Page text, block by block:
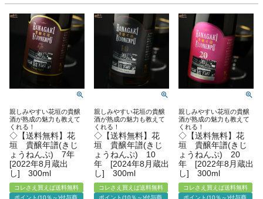
親しみやすい花垣の貴醸
酒が熟成の魅力も教えて
くれる！
◇【送料無料】花
垣 貴醸年譜(きじ
ょうねんぷ) 7年
[2022年8月蔵出
し] 300ml
コレさえ買えば送料無料
親しみやすい花垣の貴醸
酒が熟成の魅力も教えて
くれる！
◇【送料無料】花
垣 貴醸年譜(きじ
ょうねんぷ) 10
年 [2024年8月蔵出
し] 300ml
コレさえ買えば送料無料
親しみやすい花垣の貴醸
酒が熟成の魅力も教えて
くれる！
◇【送料無料】花
垣 貴醸年譜(きじ
ょうねんぷ) 20
年 [2022年8月蔵出
し] 300ml
コレさえ買えば送料無料